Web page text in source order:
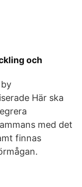
och
Här ska
med det
finnas